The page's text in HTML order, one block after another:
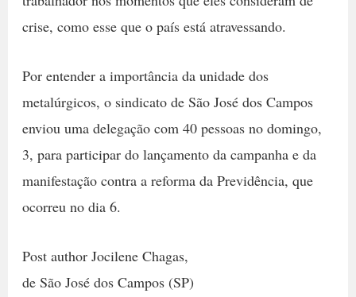
crise, como esse que o país está atravessando.
Por entender a importância da unidade dos
metalúrgicos, o sindicato de São José dos Campos
enviou uma delegação com 40 pessoas no domingo,
3, para participar do lançamento da campanha e da
manifestação contra a reforma da Previdência, que
ocorreu no dia 6.
Post author Jocilene Chagas,
de São José dos Campos (SP)